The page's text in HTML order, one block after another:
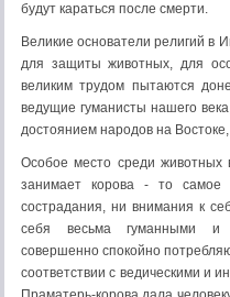
будут караться после смерти.
Великие основатели религий в
для защиты животных, для
великим трудом пытаются
ведущие гуманисты нашего
достоянием народов на
Особое место среди животных
занимает корова - то самое
сострадания, ни внимания к
себя весьма гуманными и
совершенно спокойно
соответствии с ведическими и